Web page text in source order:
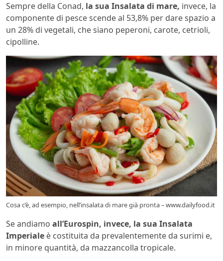
Sempre della Conad, la sua Insalata di mare, invece, la
componente di pesce scende al 53,8% per dare spazio a
un 28% di vegetali, che siano peperoni, carote, cetrioli,
cipolline.
Cosa c’è, ad esempio, nell’insalata di mare già pronta – www.dailyfood.it
Se andiamo all’Eurospin, invece, la sua Insalata
Imperiale è costituita da prevalentemente da surimi e,
in minore quantità, da mazzancolla tropicale.